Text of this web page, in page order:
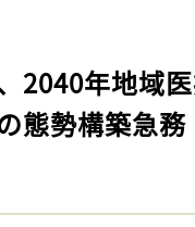
2040年地域
態勢構築急務